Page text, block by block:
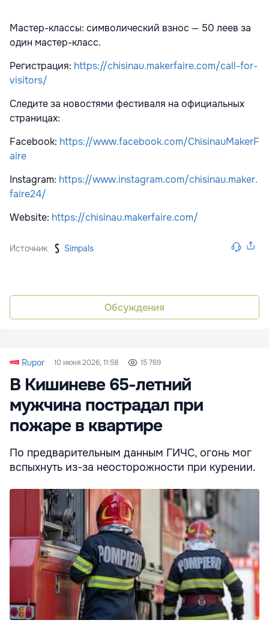
Мастер-классы: символический взнос — 50 леев за
один мастер-класс.
Регистрация: https://chisinau.makerfaire.com/call-for-
visitors/
Следите за новостями фестиваля на официальных
страницах:
Facebook: https://www.facebook.com/ChisinauMakerF
aire
Instagram: https://www.instagram.com/chisinau.maker.
faire24/
Website: https://chisinau.makerfaire.com/
Источник Simpals
Обсуждения
Rupor 10 июня 2026, 11:58 15 769
В Кишиневе 65-летний
мужчина пострадал при
пожаре в квартире
По предварительным данным ГИЧС, огонь мог
вспыхнуть из-за неосторожности при курении.